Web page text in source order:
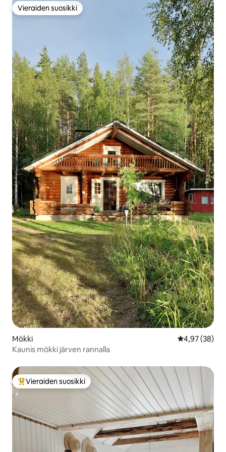
Vieraiden suosikki
Vieraiden suosikki
Mökki
4,97 (38)
Kaunis mökki järven rannalla
Vieraiden suosikkien parhaimmistoa
Vieraiden suosikki